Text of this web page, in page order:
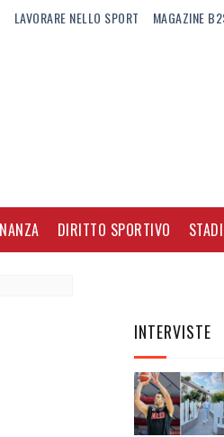
LAVORARE NELLO SPORT MAGAZINE
DIRITTO SPORTIVO
INTERVISTE